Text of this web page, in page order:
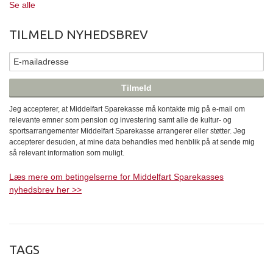
Se alle
TILMELD NYHEDSBREV
Jeg accepterer, at Middelfart Sparekasse må kontakte mig på e-mail om
relevante emner som pension og investering samt alle de kultur- og
sportsarrangementer Middelfart Sparekasse arrangerer eller støtter. Jeg
accepterer desuden, at mine data behandles med henblik på at sende mig
så relevant information som muligt.
Læs mere om betingelserne for Middelfart Sparekasses
nyhedsbrev her >>
TAGS